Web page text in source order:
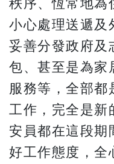
秩序、恆常地為
小心處理送遞及
妥善分發政府及
包、甚至是為家
服務等，全部都
工作，完全是新
安員都在這段期
好工作態度，全